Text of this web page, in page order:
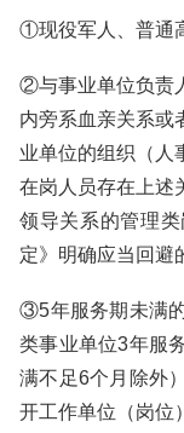
①现役军人、普通
②与事业单位负责
内旁系血亲关系或
业单位的组织（人
在岗人员存在上述
领导关系的管理
定》明确应当回避
③5年服务期未满
类事业单位3年服
满不足6个月除外
开工作单位（岗位